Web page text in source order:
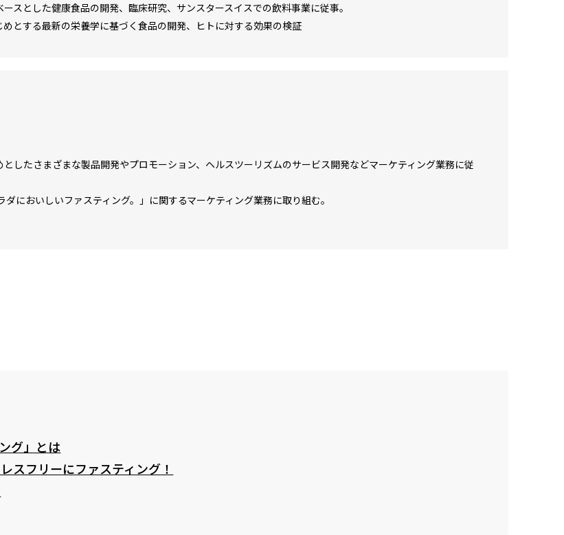
スとした健康食品の開発、臨床研究、サンスタースイスでの飲料事業に従事。
とする最新の栄養学に基づく食品の開発、ヒトに対する効果の検証
したさまざまな製品開発やプロモーション、ヘルスツーリズムのサービス開発などマーケティング業務に従
においしいファスティング。」に関するマーケティング業務に取り組む。
グ」とは
スフリーにファスティング！